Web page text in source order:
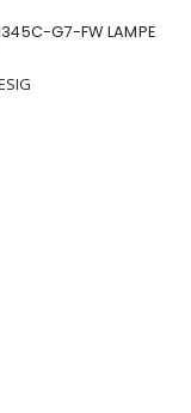
G7-FW LAMPE